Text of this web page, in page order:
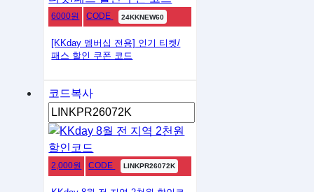
6000원 CODE 24KKNEW60
[KKday 멤버십 전용] 인기 티켓/
패스 할인 쿠폰 코드
코드복사
2,000원 CODE LINKPR26072K